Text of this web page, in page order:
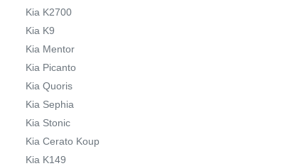
Kia K2700
Kia K9
Kia Mentor
Kia Picanto
Kia Quoris
Kia Sephia
Kia Stonic
Kia Cerato Koup
Kia K149